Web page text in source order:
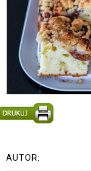
AUTOR: